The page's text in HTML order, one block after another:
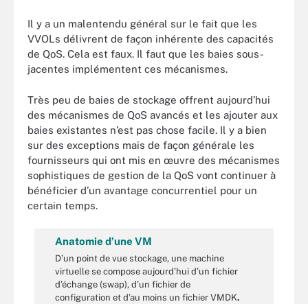
Il y a un malentendu général sur le fait que les
VVOLs délivrent de façon inhérente des capacités
de QoS. Cela est faux. Il faut que les baies sous-
jacentes implémentent ces mécanismes.
Très peu de baies de stockage offrent aujourd’hui
des mécanismes de QoS avancés et les ajouter aux
baies existantes n’est pas chose facile. Il y a bien
sur des exceptions mais de façon générale les
fournisseurs qui ont mis en œuvre des mécanismes
sophistiques de gestion de la QoS vont continuer à
bénéficier d’un avantage concurrentiel pour un
certain temps.
Anatomie d’une VM
D’un point de vue stockage, une machine
virtuelle se compose aujourd’hui d’un fichier
d’échange (swap), d’un fichier de
configuration et d’au moins un fichier VMDK.